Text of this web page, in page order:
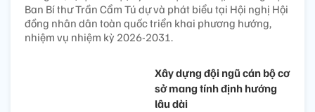
Ban Bí thư Trần Cẩm Tú dự và phát biểu tại Hội nghị Hội
đồng nhân dân toàn quốc triển khai phương hướng,
nhiệm vụ nhiệm kỳ 2026-2031.
Xây dựng đội ngũ cán bộ cơ
sở mang tính định hướng
lâu dài